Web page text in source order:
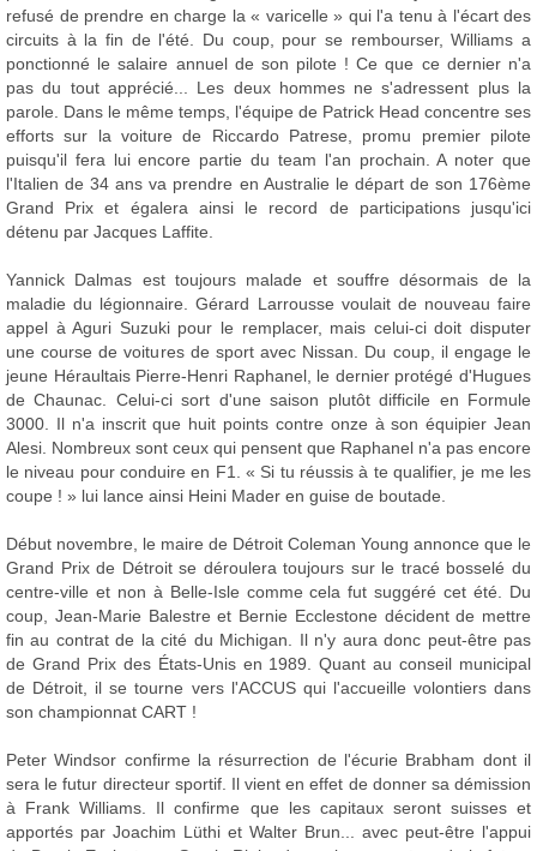
refusé de prendre en charge la « varicelle » qui l'a tenu à l'écart des
circuits à la fin de l'été. Du coup, pour se rembourser, Williams a
ponctionné le salaire annuel de son pilote ! Ce que ce dernier n'a
pas du tout apprécié... Les deux hommes ne s'adressent plus la
parole. Dans le même temps, l'équipe de Patrick Head concentre ses
efforts sur la voiture de Riccardo Patrese, promu premier pilote
puisqu'il fera lui encore partie du team l'an prochain. A noter que
l'Italien de 34 ans va prendre en Australie le départ de son 176ème
Grand Prix et égalera ainsi le record de participations jusqu'ici
détenu par Jacques Laffite.
Yannick Dalmas est toujours malade et souffre désormais de la
maladie du légionnaire. Gérard Larrousse voulait de nouveau faire
appel à Aguri Suzuki pour le remplacer, mais celui-ci doit disputer
une course de voitures de sport avec Nissan. Du coup, il engage le
jeune Héraultais Pierre-Henri Raphanel, le dernier protégé d'Hugues
de Chaunac. Celui-ci sort d'une saison plutôt difficile en Formule
3000. Il n'a inscrit que huit points contre onze à son équipier Jean
Alesi. Nombreux sont ceux qui pensent que Raphanel n'a pas encore
le niveau pour conduire en F1. « Si tu réussis à te qualifier, je me les
coupe ! » lui lance ainsi Heini Mader en guise de boutade.
Début novembre, le maire de Détroit Coleman Young annonce que le
Grand Prix de Détroit se déroulera toujours sur le tracé bosselé du
centre-ville et non à Belle-Isle comme cela fut suggéré cet été. Du
coup, Jean-Marie Balestre et Bernie Ecclestone décident de mettre
fin au contrat de la cité du Michigan. Il n'y aura donc peut-être pas
de Grand Prix des États-Unis en 1989. Quant au conseil municipal
de Détroit, il se tourne vers l'ACCUS qui l'accueille volontiers dans
son championnat CART !
Peter Windsor confirme la résurrection de l'écurie Brabham dont il
sera le futur directeur sportif. Il vient en effet de donner sa démission
à Frank Williams. Il confirme que les capitaux seront suisses et
apportés par Joachim Lüthi et Walter Brun... avec peut-être l'appui